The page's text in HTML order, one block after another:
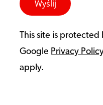
This site is
Google Privacy
apply.